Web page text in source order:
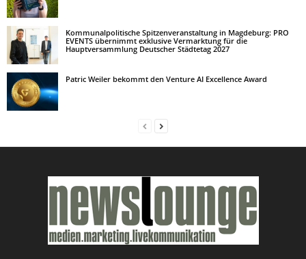
Kommunalpolitische Spitzenveranstaltung in Magdeburg: PRO
EVENTS übernimmt exklusive Vermarktung für die
Hauptversammlung Deutscher Städtetag 2027
Patric Weiler bekommt den Venture AI Excellence Award